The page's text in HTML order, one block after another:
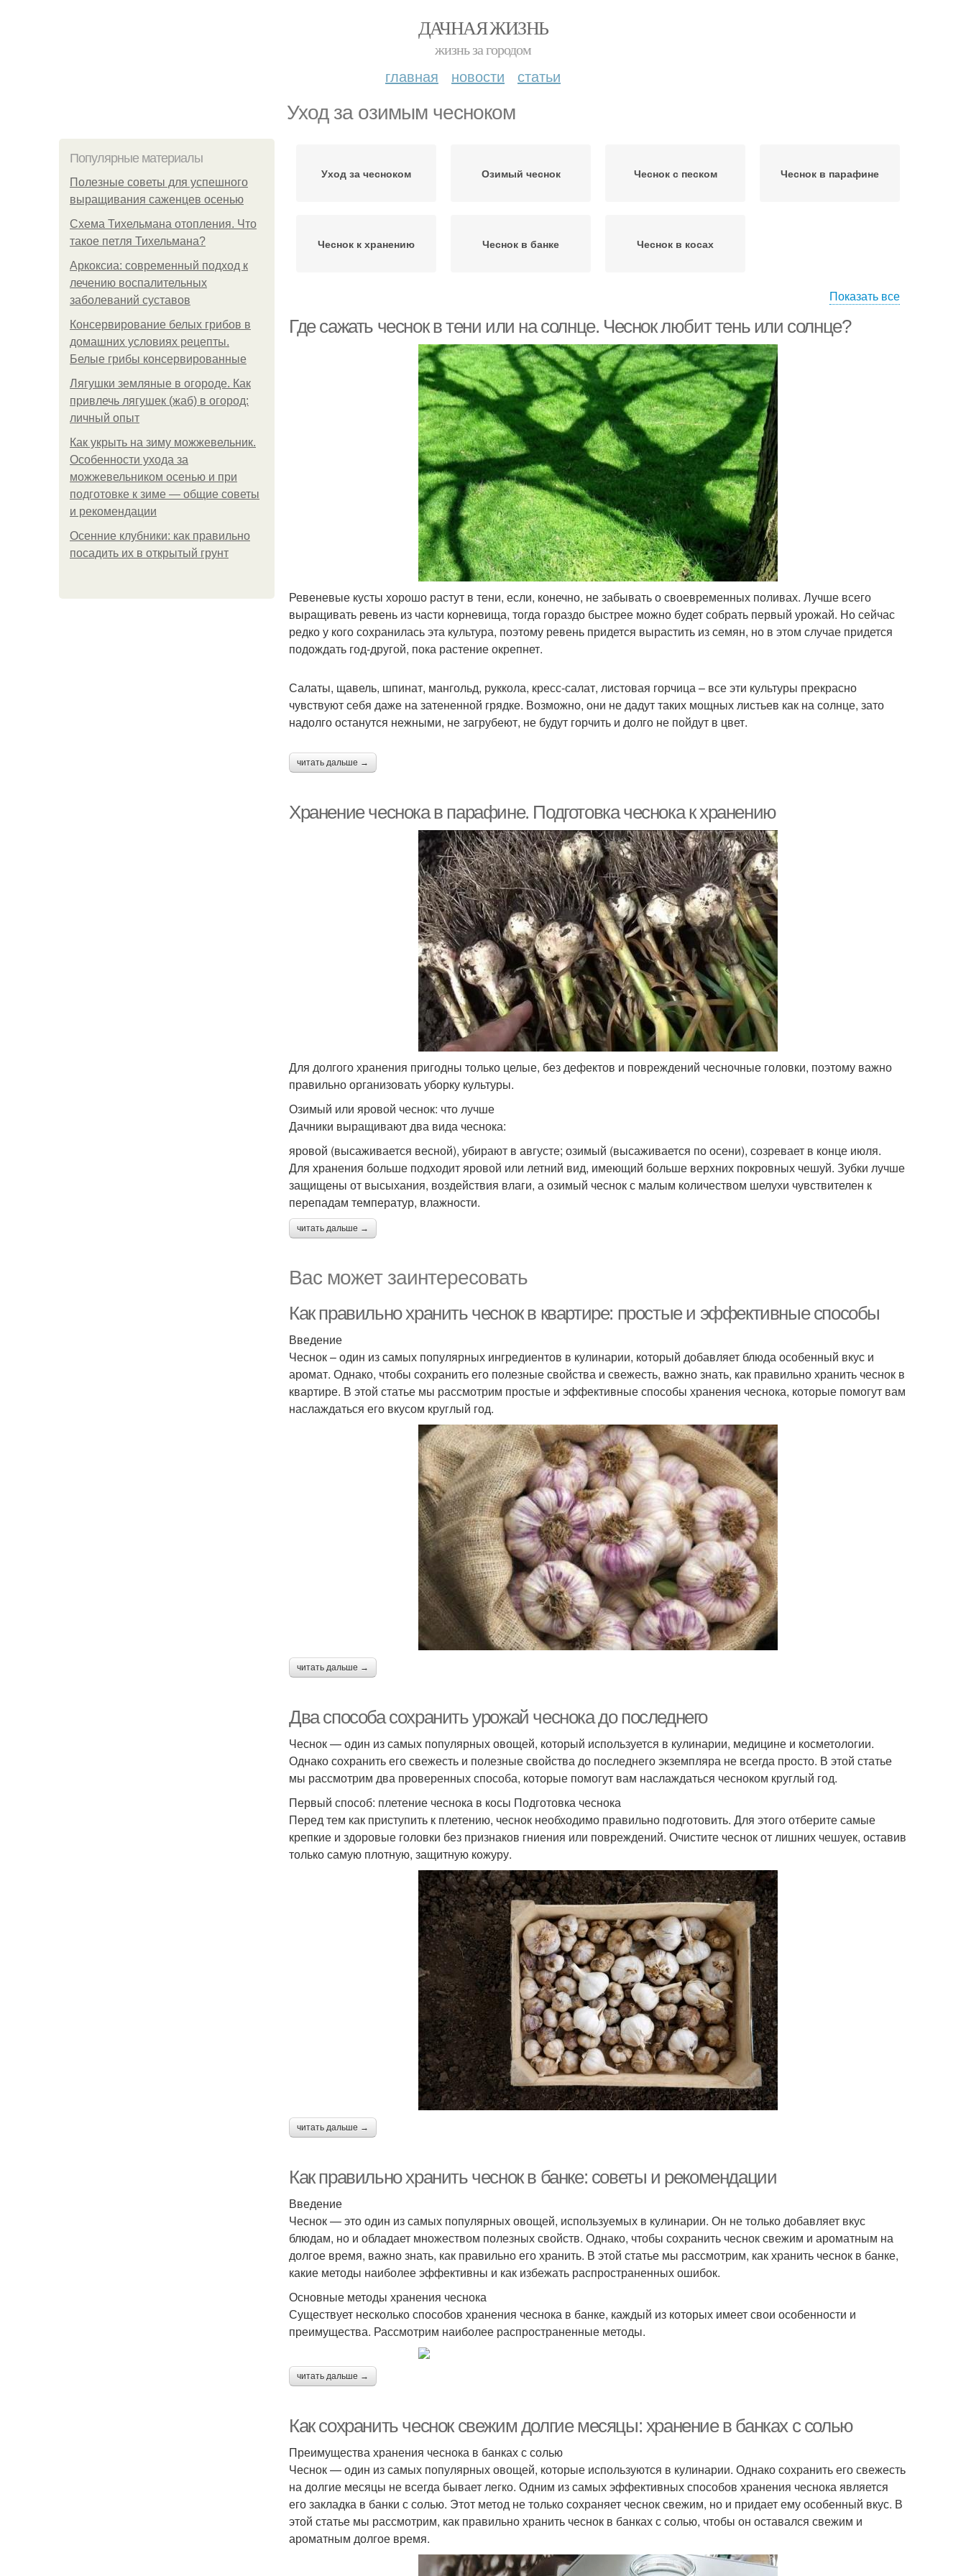
ДАЧНАЯ ЖИЗНЬ
жизнь за городом
главная новости статьи
Уход за озимым чесноком
Популярные материалы
Полезные советы для успешного
выращивания саженцев осенью
Схема Тихельмана отопления. Что
такое петля Тихельмана?
Аркоксиа: современный подход к
лечению воспалительных
заболеваний суставов
Консервирование белых грибов в
домашних условиях рецепты.
Белые грибы консервированные
Лягушки земляные в огороде. Как
привлечь лягушек (жаб) в огород:
личный опыт
Как укрыть на зиму можжевельник.
Особенности ухода за
можжевельником осенью и при
подготовке к зиме — общие советы
и рекомендации
Осенние клубники: как правильно
посадить их в открытый грунт
Уход за чесноком Озимый чеснок Чеснок с песком Чеснок в парафине
Чеснок к хранению Чеснок в банке Чеснок в косах
Показать все
Где сажать чеснок в тени или на солнце. Чеснок любит тень или солнце?
Ревеневые кусты хорошо растут в тени, если, конечно, не забывать о своевременных поливах. Лучше всего
выращивать ревень из части корневища, тогда гораздо быстрее можно будет собрать первый урожай. Но сейчас
редко у кого сохранилась эта культура, поэтому ревень придется вырастить из семян, но в этом случае придется
подождать год-другой, пока растение окрепнет.
Салаты, щавель, шпинат, мангольд, руккола, кресс-салат, листовая горчица – все эти культуры прекрасно
чувствуют себя даже на затененной грядке. Возможно, они не дадут таких мощных листьев как на солнце, зато
надолго останутся нежными, не загрубеют, не будут горчить и долго не пойдут в цвет.
читать дальше →
Хранение чеснока в парафине. Подготовка чеснока к хранению
Для долгого хранения пригодны только целые, без дефектов и повреждений чесночные головки, поэтому важно
правильно организовать уборку культуры.
Озимый или яровой чеснок: что лучше
Дачники выращивают два вида чеснока:
яровой (высаживается весной), убирают в августе; озимый (высаживается по осени), созревает в конце июля.
Для хранения больше подходит яровой или летний вид, имеющий больше верхних покровных чешуй. Зубки лучше
защищены от высыхания, воздействия влаги, а озимый чеснок с малым количеством шелухи чувствителен к
перепадам температур, влажности.
читать дальше →
Вас может заинтересовать
Как правильно хранить чеснок в квартире: простые и эффективные способы
Введение
Чеснок – один из самых популярных ингредиентов в кулинарии, который добавляет блюда особенный вкус и
аромат. Однако, чтобы сохранить его полезные свойства и свежесть, важно знать, как правильно хранить чеснок в
квартире. В этой статье мы рассмотрим простые и эффективные способы хранения чеснока, которые помогут вам
наслаждаться его вкусом круглый год.
читать дальше →
Два способа сохранить урожай чеснока до последнего
Чеснок — один из самых популярных овощей, который используется в кулинарии, медицине и косметологии.
Однако сохранить его свежесть и полезные свойства до последнего экземпляра не всегда просто. В этой статье
мы рассмотрим два проверенных способа, которые помогут вам наслаждаться чесноком круглый год.
Первый способ: плетение чеснока в косы Подготовка чеснока
Перед тем как приступить к плетению, чеснок необходимо правильно подготовить. Для этого отберите самые
крепкие и здоровые головки без признаков гниения или повреждений. Очистите чеснок от лишних чешуек, оставив
только самую плотную, защитную кожуру.
читать дальше →
Как правильно хранить чеснок в банке: советы и рекомендации
Введение
Чеснок — это один из самых популярных овощей, используемых в кулинарии. Он не только добавляет вкус
блюдам, но и обладает множеством полезных свойств. Однако, чтобы сохранить чеснок свежим и ароматным на
долгое время, важно знать, как правильно его хранить. В этой статье мы рассмотрим, как хранить чеснок в банке,
какие методы наиболее эффективны и как избежать распространенных ошибок.
Основные методы хранения чеснока
Существует несколько способов хранения чеснока в банке, каждый из которых имеет свои особенности и
преимущества. Рассмотрим наиболее распространенные методы.
читать дальше →
Как сохранить чеснок свежим долгие месяцы: хранение в банках с солью
Преимущества хранения чеснока в банках с солью
Чеснок — один из самых популярных овощей, которые используются в кулинарии. Однако сохранить его свежесть
на долгие месяцы не всегда бывает легко. Одним из самых эффективных способов хранения чеснока является
его закладка в банки с солью. Этот метод не только сохраняет чеснок свежим, но и придает ему особенный вкус. В
этой статье мы рассмотрим, как правильно хранить чеснок в банках с солью, чтобы он оставался свежим и
ароматным долгое время.